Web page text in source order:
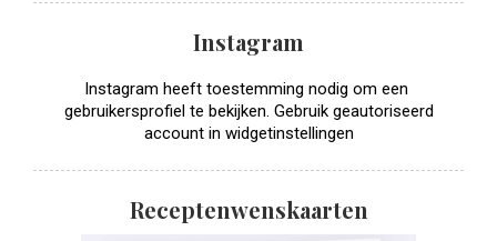
Instagram
Instagram heeft toestemming nodig om een ​​
gebruikersprofiel te bekijken. Gebruik geautoriseerd
account in widgetinstellingen
Receptenwenskaarten